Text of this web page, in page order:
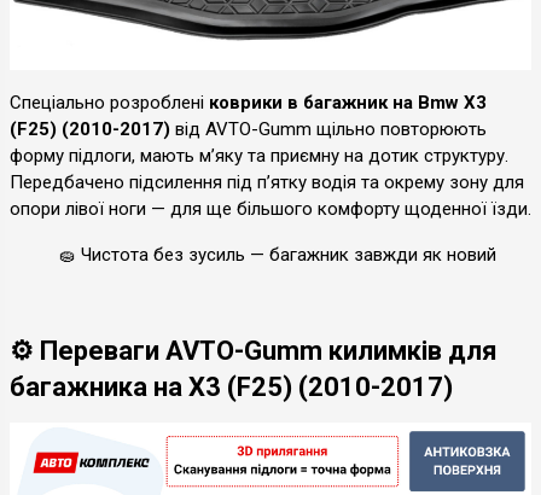
Спеціально розроблені коврики в багажник на Bmw X3
(F25) (2010-2017) від AVTO-Gumm щільно повторюють
форму підлоги, мають м’яку та приємну на дотик структуру.
Передбачено підсилення під п’ятку водія та окрему зону для
опори лівої ноги — для ще більшого комфорту щоденної їзди.
🧽 Чистота без зусиль — багажник завжди як новий
⚙️ Переваги AVTO-Gumm килимків для
багажника на X3 (F25) (2010-2017)